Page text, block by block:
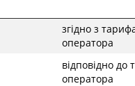
згідно з
оператора
відповідно до
оператора